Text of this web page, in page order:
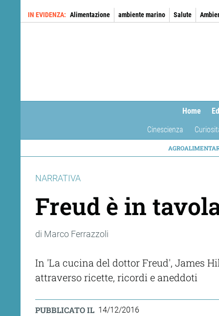
IN EVIDENZA Alimentazione ambiente marino Salute
Home
Cinescienza
NARRATIVA
Freud è in
di Marco Ferrazzoli
In 'La cucina del dottor Freud', James
attraverso ricette, ricordi e aneddoti
PUBBLICATO IL 14/12/2016